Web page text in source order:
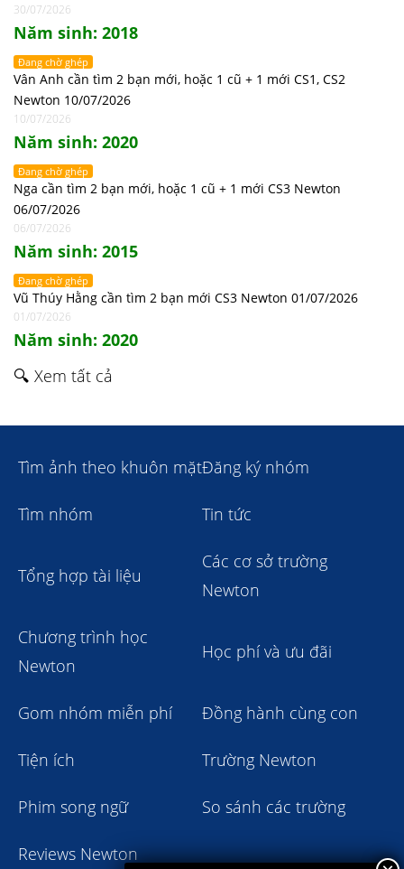
30/07/2026
Năm sinh: 2018
Đang chờ ghép
Vân Anh cần tìm 2 bạn mới, hoặc 1 cũ + 1 mới CS1, CS2
Newton 10/07/2026
10/07/2026
Năm sinh: 2020
Đang chờ ghép
Nga cần tìm 2 bạn mới, hoặc 1 cũ + 1 mới CS3 Newton
06/07/2026
06/07/2026
Năm sinh: 2015
Đang chờ ghép
Vũ Thúy Hằng cần tìm 2 bạn mới CS3 Newton 01/07/2026
01/07/2026
Năm sinh: 2020
🔍 Xem tất cả
Tìm ảnh theo khuôn mặtĐăng ký nhóm
Tìm nhóm Tin tức
Tổng hợp tài liệu
Các cơ sở trường
Newton
Chương trình học
Newton
Học phí và ưu đãi
Gom nhóm miễn phí Đồng hành cùng con
Tiện ích Trường Newton
Phim song ngữ So sánh các trường
Reviews Newton